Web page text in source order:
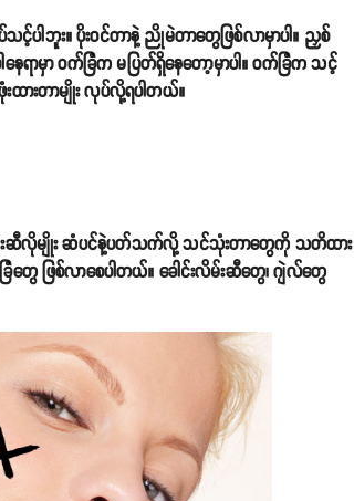
ါဘူး။ ပိုးဝင်တာနဲ့ ညိုမဲတာတွေဖြစ်လာမှာပါ။ ညှစ်
မှာ ဝက်ခြံက မပြတ်ရှိနေတော့မှာပါ။ ဝက်ခြံက သင့်
ားတာမျိုး လုပ်လို့ရပါတယ်။
မ်းဆီလိုမျိုး ဆံပင်နဲ့ပတ်သက်လို့ သင်သုံးတာတွေကို သတိထား
တွေ ဖြစ်လာစေပါတယ်။ ခေါင်းလိမ်းဆီတွေ၊ ဂျဲလ်တွေ